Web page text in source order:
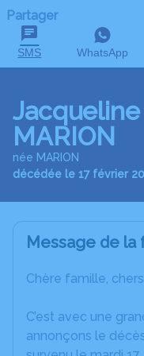
Partager
SMS WhatsApp
MARION
née MARION
décédée le 17 février
Message de la
Chère famille,
C’est avec une
annonçons le